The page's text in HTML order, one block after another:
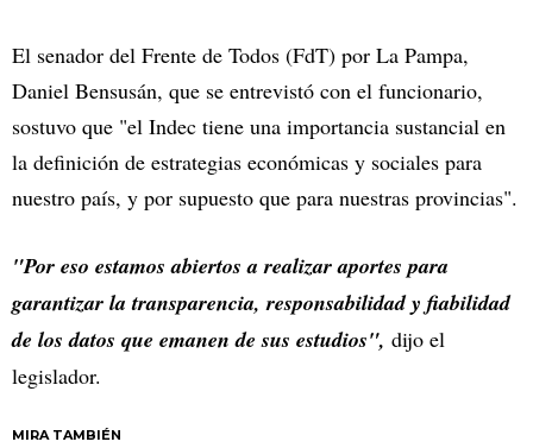
El senador del Frente de Todos (FdT) por La Pampa,
Daniel Bensusán, que se entrevistó con el funcionario,
sostuvo que "el Indec tiene una importancia sustancial en
la definición de estrategias económicas y sociales para
nuestro país, y por supuesto que para nuestras provincias".
"Por eso estamos abiertos a realizar aportes para
garantizar la transparencia, responsabilidad y fiabilidad
de los datos que emanen de sus estudios", dijo el
legislador.
MIRA TAMBIÉN